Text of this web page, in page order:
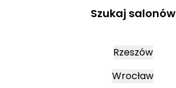
Szukaj salonów
Rzeszów
Wrocław